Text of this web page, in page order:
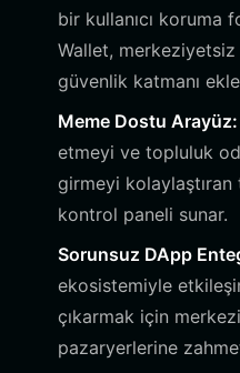
bir kullanıcı koruma
Wallet, merkeziyetsiz
güvenlik katmanı
Meme Dostu Arayüz:
etmeyi ve topluluk
girmeyi kolaylaştıran
kontrol paneli sunar.
Sorunsuz DApp
ekosistemiyle
çıkarmak için
pazaryerlerine